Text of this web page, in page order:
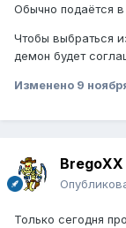
Обычно подаётся
Чтобы выбраться
демон будет
Изменено 9
BregoXX
Только сегодня